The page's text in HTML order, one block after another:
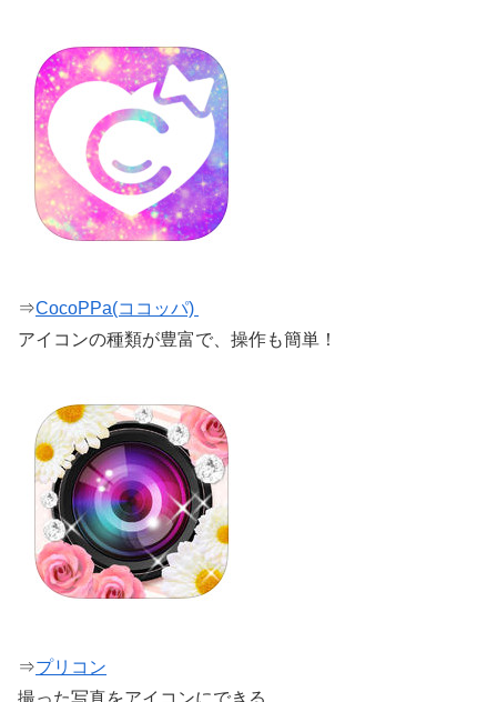
⇒CocoPPa(ココッパ)
アイコンの種類が豊富で、操作も簡単！
⇒プリコン
撮った写真をアイコンにできる